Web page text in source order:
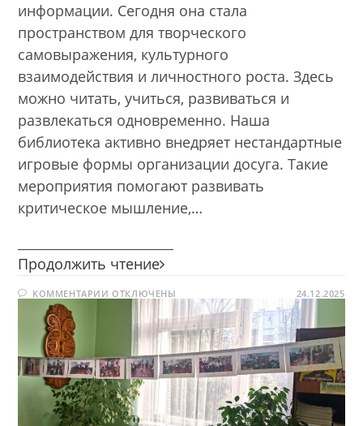
информации. Сегодня она стала
пространством для творческого
самовыражения, культурного
взаимодействия и личностного роста. Здесь
можно читать, учиться, развиваться и
развлекаться одновременно. Наша
библиотека активно внедряет нестандартные
игровые формы организации досуга. Такие
мероприятия помогают развивать
критическое мышление,…
Продолжить чтение Фото-
«Читаем,
играем,
познаем!»
КОММЕНТАРИИ К
ЗАПИСИ
ФОТО-
СУШКА
«ЧИТАЕМ,
ИГРАЕМ,
ПОЗНАЕМ!»
ОТКЛЮЧЕНЫ 24.12.2025